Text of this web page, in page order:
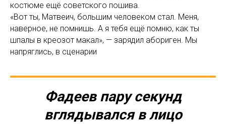
костюме ещё советского пошива.
«Вот ты, Матвеич, большим человеком стал. Меня,
наверное, не помнишь. А я тебя ещё помню, как ты
шпалы в креозот макал», — зарядил абориген. Мы
напряглись, в сценарии
Фадеев пару секунд
вглядывался в лицо